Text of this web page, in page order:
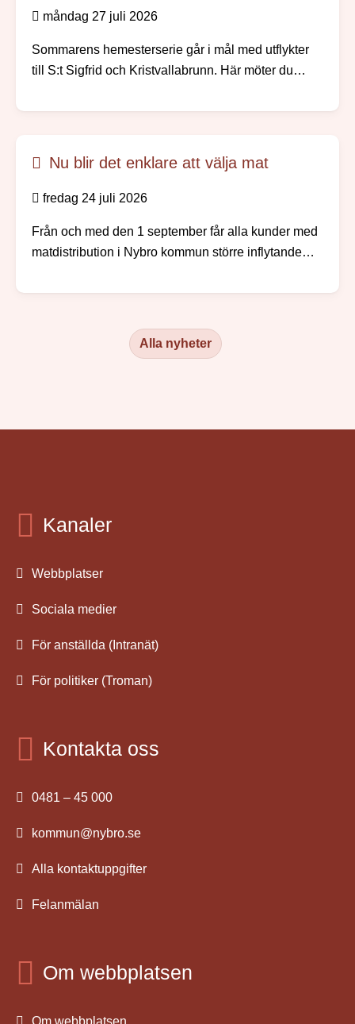
måndag 27 juli 2026
Sommarens hemesterserie går i mål med utflykter
till S:t Sigfrid och Kristvallabrunn. Här möter du
järnåldershistoria, gamla prästgårdar och minnen
Nu blir det enklare att välja mat
fredag 24 juli 2026
Från och med den 1 september får alla kunder med
matdistribution i Nybro kommun större inflytande
kommer kunden kunna börja göra sina egna val.
Alla nyheter
Kanaler
Webbplatser
Sociala medier
För anställda (Intranät)
För politiker (Troman)
Kontakta oss
0481 – 45 000
kommun@nybro.se
Alla kontaktuppgifter
Felanmälan
Om webbplatsen
Om webbplatsen